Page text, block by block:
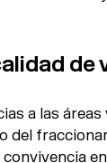
de
a las áreas
del